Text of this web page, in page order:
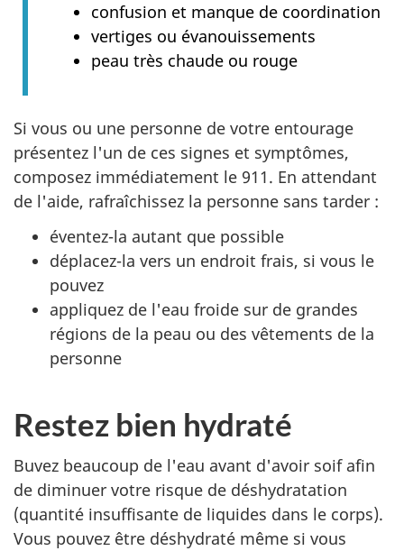
confusion et manque de coordination
vertiges ou évanouissements
peau très chaude ou rouge
Si vous ou une personne de votre entourage
présentez l'un de ces signes et symptômes,
composez immédiatement le 911. En attendant
de l'aide, rafraîchissez la personne sans tarder :
éventez-la autant que possible
déplacez-la vers un endroit frais, si vous le
pouvez
appliquez de l'eau froide sur de grandes
régions de la peau ou des vêtements de la
personne
Restez bien hydraté
Buvez beaucoup de l'eau avant d'avoir soif afin
de diminuer votre risque de déshydratation
(quantité insuffisante de liquides dans le corps).
Vous pouvez être déshydraté même si vous